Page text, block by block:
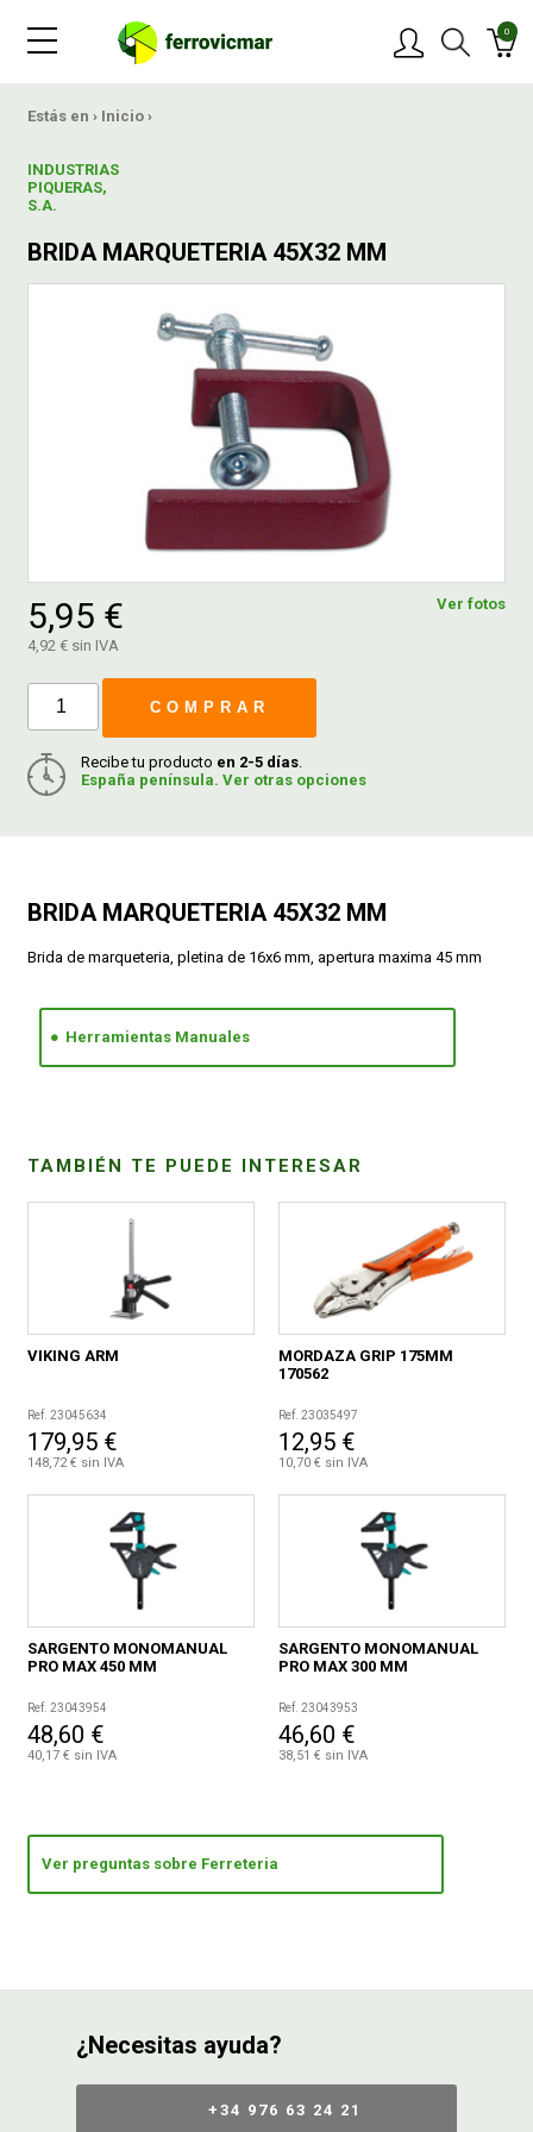
0
Estás en › Inicio ›
INDUSTRIAS
PIQUERAS,
S.A.
BRIDA MARQUETERIA 45X32 MM
Ver fotos
5,95 €
4,92 € sin IVA
COMPRAR
Recibe tu producto en 2-5 días.
España península. Ver otras opciones
BRIDA MARQUETERIA 45X32 MM
Brida de marqueteria, pletina de 16x6 mm, apertura maxima 45 mm
Herramientas Manuales
TAMBIÉN TE PUEDE INTERESAR
VIKING ARM
Ref. 23045634
179,95 €
148,72 € sin IVA
MORDAZA GRIP 175MM
170562
Ref. 23035497
12,95 €
10,70 € sin IVA
SARGENTO MONOMANUAL
PRO MAX 450 MM
Ref. 23043954
48,60 €
40,17 € sin IVA
SARGENTO MONOMANUAL
PRO MAX 300 MM
Ref. 23043953
46,60 €
38,51 € sin IVA
Ver preguntas sobre Ferreteria
¿Necesitas ayuda?
+34 976 63 24 21
OFERTAS
NOVEDADES
BLOG
CONTACTAR
CATÁLOGOS
GUÍAS
ENVÍOS